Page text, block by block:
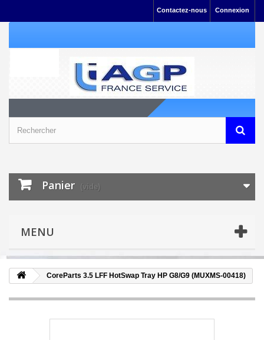
Connexion
Contactez-nous
Panier (vide)
MENU
CoreParts 3.5 LFF HotSwap Tray HP G8/G9 (MUXMS-00418)